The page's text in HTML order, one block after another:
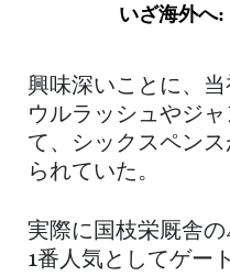
いざ海外へ
興味深いことに、
ウルラッシュやジ
て、シックスペン
られていた。
実際に国枝栄厩舎
1番人気としてゲー